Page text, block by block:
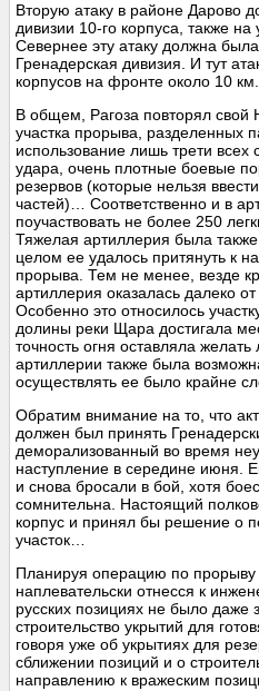
Вторую атаку в районе Дарово
дивизии 10-го корпуса, также
Севернее эту атаку должна
Гренадерская дивизия. И тут
корпусов на фронте около 10 км.
В общем, Рагоза повторял свой
участка прорыва, разделенных
использование лишь трети всех
удара, очень плотные боевые
резервов (которые нельзя
частей)… Соответственно и в
поучаствовать не более 250
Тяжелая артиллерия была
целом ее удалось притянуть к
прорыва. Тем не менее, везде
артиллерия оказалась далеко
Особенно это относилось
долины реки Щара достигала
точность огня оставляла
артиллерии также была
осуществлять ее было крайне
Обратим внимание на то, что
должен был принять
деморализованный во время
наступление в середине июня.
и снова бросали в бой, хотя
сомнительна. Настоящий
корпус и принял бы решение о
участок…
Планируя операцию по прорыву
наплевательски отнесся к
русских позициях не было даже
строительство укрытий для
говоря уже об укрытиях для
сближении позиций и о
направлению к вражеским